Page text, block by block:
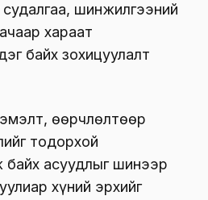
шинжилгээний
хараат
байх зохицуулалт
өөрчлөлтөөр
тодорхой
байх асуудлыг шинээр
хүний эрхийг